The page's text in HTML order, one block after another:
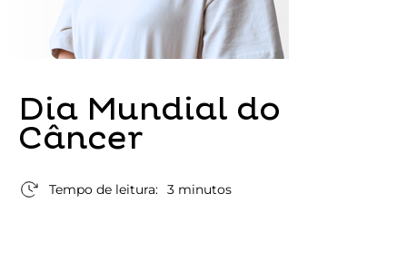
Dia Mundial do
Câncer
Tempo de leitura: 3 minutos